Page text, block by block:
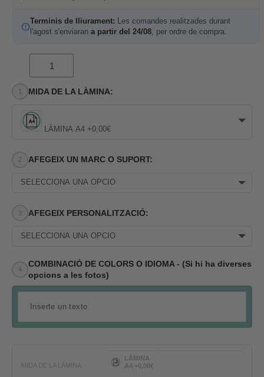
Terminis de lliurament: Les comandes realitzades durant
l'agost s'enviaran a partir del 24/08, per ordre de compra.
MIDA DE LA LÀMINA:
LÀMINA A4 +0,00€
AFEGEIX UN MARC O SUPORT:
SELECCIONA UNA OPCIÓ
AFEGEIX PERSONALITZACIÓ:
SELECCIONA UNA OPCIÓ
COMBINACIÓ DE COLORS O IDIOMA - (Si hi ha diverses
opcions a les fotos)
MIDA DE LA LÀMINA:
LÀMINA
A4 +0,00€